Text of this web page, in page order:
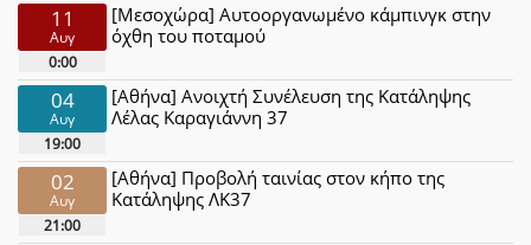
11
Αυγ
0:00
[Μεσοχώρα] Αυτοοργανωμένο κάμπινγκ στην
όχθη του ποταμού
04
Αυγ
19:00
[Αθήνα] Ανοιχτή Συνέλευση της Κατάληψης
Λέλας Καραγιάννη 37
02
Αυγ
21:00
[Αθήνα] Προβολή ταινίας στον κήπο της
Κατάληψης ΛΚ37